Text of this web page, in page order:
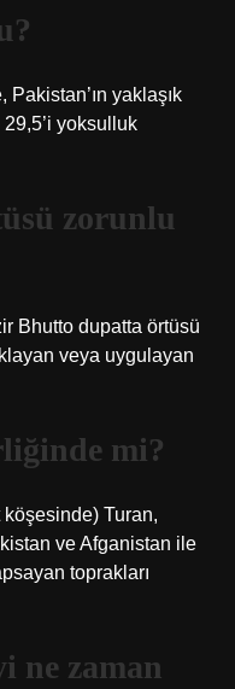
Pakistan’ın yaklaşık
yoksulluk
zorunlu
Bhutto dupatta örtüsü
veya uygulayan
mi?
köşesinde) Turan,
ve Afganistan ile
toprakları
ne zaman